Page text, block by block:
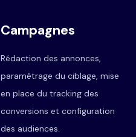
Campagnes
Rédaction des annonces,
paramétrage du ciblage, mise
en place du tracking des
conversions et configuration
des audiences.